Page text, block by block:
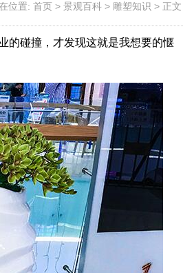
位置: 首页 > 景观百科 > 雕塑知识 > 正文
的碰撞，才发现这就是我想要的惬